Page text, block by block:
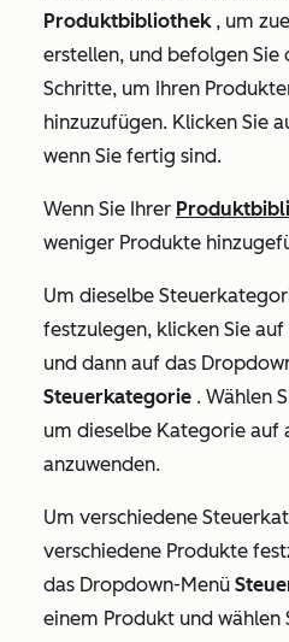
Produktbibliothek, um
erstellen, und befolgen Sie
Schritte, um Ihren
hinzuzufügen. Klicken Sie
wenn Sie fertig sind.
Wenn Sie Ihrer
weniger Produkte
Um dieselbe
festzulegen, klicken Sie auf
und dann auf das
Steuerkategorie . Wählen
um dieselbe Kategorie auf
anzuwenden.
Um verschiedene
verschiedene Produkte
das Dropdown-Menü
einem Produkt und wählen